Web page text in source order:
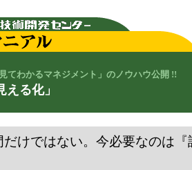
てわかるマネジメント」のノウハウ公開 !!
る化」
だけではない。今必要なのは